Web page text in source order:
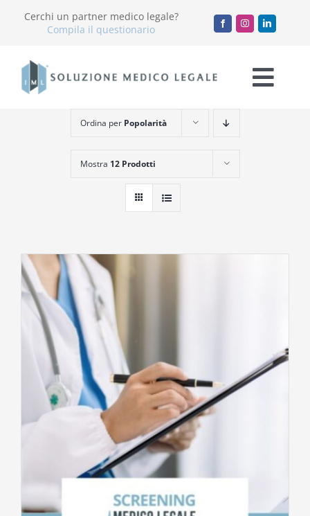
Cerchi un partner medico legale?
Compila il questionario
Chi Siamo
Servizi
Accademia
Blog
Lavora con noi
Carrello
Ordina per Popolarità
Mostra 12 Prodotti